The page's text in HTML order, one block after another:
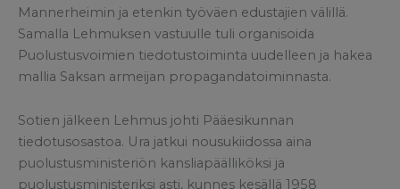
Mannerheimin ja etenkin työväen edustajien välillä.
Samalla Lehmuksen vastuulle tuli organisoida
Puolustusvoimien tiedotustoiminta uudelleen ja hakea
mallia Saksan armeijan propagandatoiminnasta.
Sotien jälkeen Lehmus johti Pääesikunnan
tiedotusosastoa. Ura jatkui nousukiidossa aina
puolustusministeriön kansliapäälliköksi ja
puolustusministeriksi asti, kunnes kesällä 1958